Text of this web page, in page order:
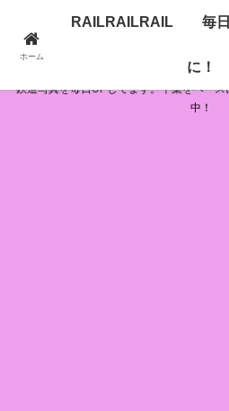
RAILRAILRAIL 毎日鉄
鉄道写真を毎日UPしてます。千葉をベー
中！
ホーム
RAILRAILRAIL 毎日
に！